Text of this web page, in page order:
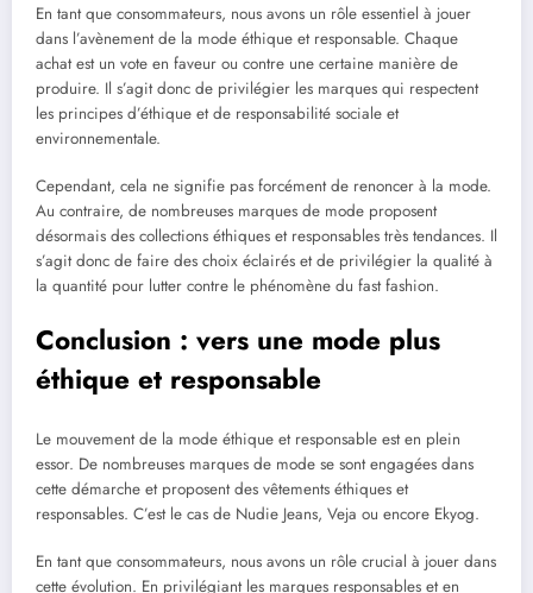
En tant que consommateurs, nous avons un rôle essentiel à jouer
dans l’avènement de la mode éthique et responsable. Chaque
achat est un vote en faveur ou contre une certaine manière de
produire. Il s’agit donc de privilégier les marques qui respectent
les principes d’éthique et de responsabilité sociale et
environnementale.
Cependant, cela ne signifie pas forcément de renoncer à la mode.
Au contraire, de nombreuses marques de mode proposent
désormais des collections éthiques et responsables très tendances. Il
s’agit donc de faire des choix éclairés et de privilégier la qualité à
la quantité pour lutter contre le phénomène du fast fashion.
Conclusion : vers une mode plus
éthique et responsable
Le mouvement de la mode éthique et responsable est en plein
essor. De nombreuses marques de mode se sont engagées dans
cette démarche et proposent des vêtements éthiques et
responsables. C’est le cas de Nudie Jeans, Veja ou encore Ekyog.
En tant que consommateurs, nous avons un rôle crucial à jouer dans
cette évolution. En privilégiant les marques responsables et en